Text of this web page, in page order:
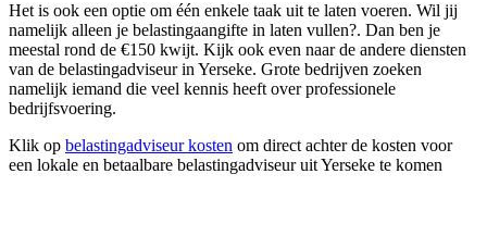
Het is ook een optie om één enkele taak uit te laten voeren. Wil jij
namelijk alleen je belastingaangifte in laten vullen?. Dan ben je
meestal rond de €150 kwijt. Kijk ook even naar de andere diensten
van de belastingadviseur in Yerseke. Grote bedrijven zoeken
namelijk iemand die veel kennis heeft over professionele
bedrijfsvoering.
Klik op belastingadviseur kosten om direct achter de kosten voor
een lokale en betaalbare belastingadviseur uit Yerseke te komen